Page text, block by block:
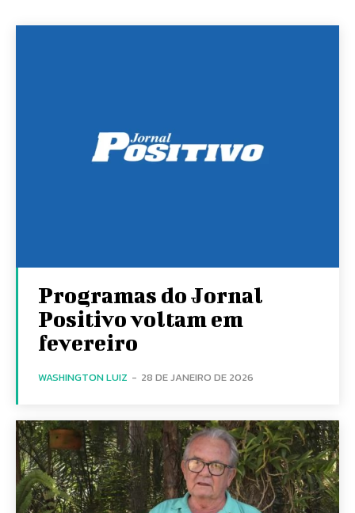
Programas do Jornal
Positivo voltam em
fevereiro
WASHINGTON LUIZ - 28 DE JANEIRO DE 2026